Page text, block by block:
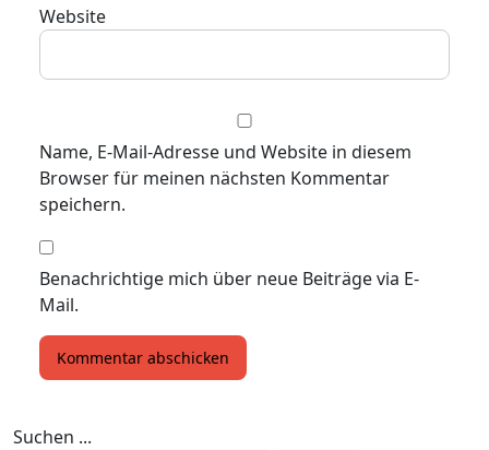
Website
Name, E-Mail-Adresse und Website in diesem
Browser für meinen nächsten Kommentar
speichern.
Benachrichtige mich über neue Beiträge via E-
Mail.
Suchen ...